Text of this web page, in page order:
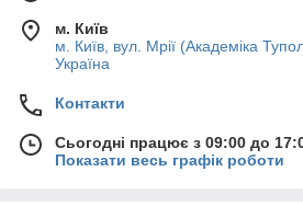
м. Київ
м. Київ, вул. Мрії (Академіка
Україна
Контакти
Сьогодні працює з 09:00 до
Показати весь графік роботи